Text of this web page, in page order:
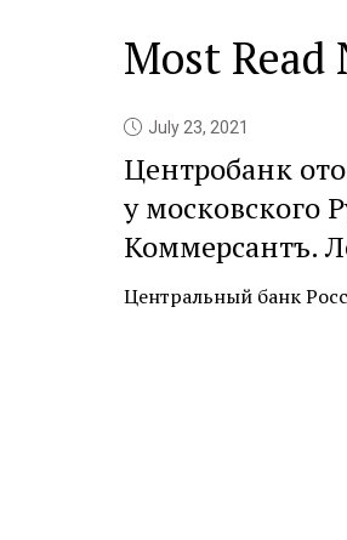
Most Read
July 23, 2021
Центробанк
у московского
Коммерсантъ.
Центральный банк